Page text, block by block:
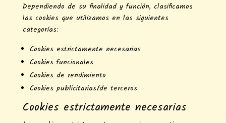
Dependiendo de su finalidad y función, clasificamos
las cookies que utilizamos en las siguientes
categorías:
Cookies estrictamente necesarias
Cookies funcionales
Cookies de rendimiento
Cookies publicitarias/de terceros
Cookies estrictamente necesarias